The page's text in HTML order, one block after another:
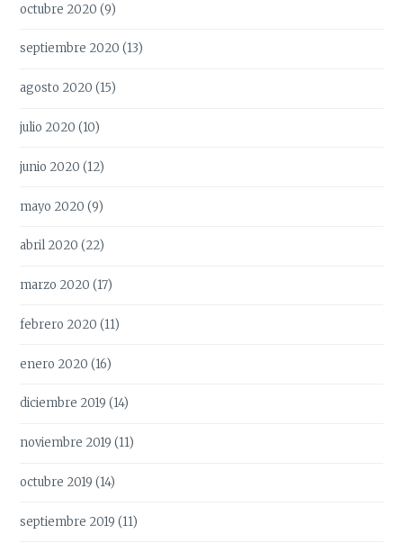
octubre 2020 (9)
septiembre 2020 (13)
agosto 2020 (15)
julio 2020 (10)
junio 2020 (12)
mayo 2020 (9)
abril 2020 (22)
marzo 2020 (17)
febrero 2020 (11)
enero 2020 (16)
diciembre 2019 (14)
noviembre 2019 (11)
octubre 2019 (14)
septiembre 2019 (11)